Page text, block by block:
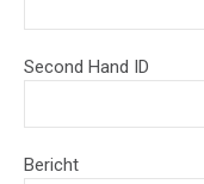
Second Hand ID
Bericht